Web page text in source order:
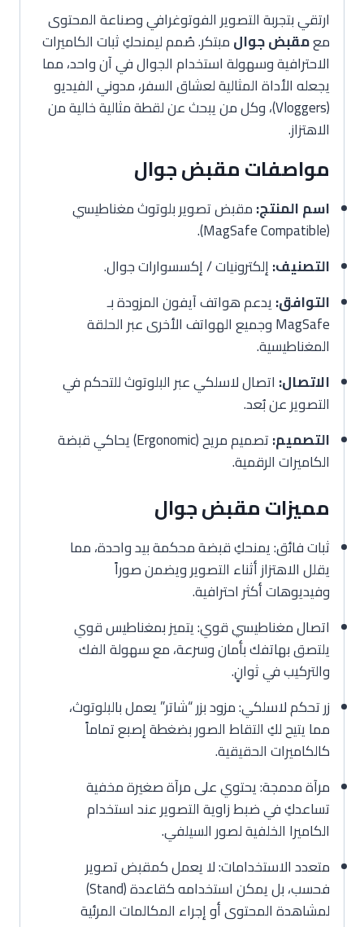
ارتقي بتجربة التصوير الفوتوغرافي وصناعة المحتوى
معمقبض جوالمبتكر. صُمم ليمنحكِ ثبات الكاميرات
الاحترافية وسهولة استخدام الجوال في آن واحد، مما
يجعله الأداة المثالية لعشاق السفر، مدوني الفيديو
(Vloggers)، وكل من يبحث عن لقطة مثالية خالية من
الاهتزاز.
مواصفات مقبض جوال
اسم المنتج:مقبض تصوير بلوتوث مغناطيسي
(MagSafe Compatible).
التصنيف:إلكترونيات / إكسسوارات جوال.
التوافق:يدعم هواتف آيفون المزودة بـ
MagSafe وجميع الهواتف الأخرى عبر الحلقة
المغناطيسية.
الاتصال: اتصال لاسلكي عبر البلوتوث للتحكم في
التصوير عن بُعد.
التصميم:
تصميم مريح (Ergonomic) يحاكي قبضة
الكاميرات الرقمية.
مميزات مقبض جوال
ثبات فائق: يمنحكِ قبضة محكمة بيد واحدة، مما
يقلل الاهتزاز أثناء التصوير ويضمن صوراً
وفيديوهات أكثر احترافية.
اتصال مغناطيسي قوي: يتميز بمغناطيس قوي
يلتصق بهاتفك بأمان وسرعة، مع سهولة الفك
والتركيب في ثوانٍ.
زر تحكم لاسلكي: مزود بزر “شاتر” يعمل بالبلوتوث،
مما يتيح لكِ التقاط الصور بضغطة إصبع تماماً
كالكاميرات الحقيقية.
مرآة مدمجة: يحتوي على مرآة صغيرة مخفية
تساعدكِ في ضبط زاوية التصوير عند استخدام
الكاميرا الخلفية لصور السيلفي.
متعدد الاستخدامات: لا يعمل كمقبض تصوير
فحسب، بل يمكن استخدامه كقاعدة (Stand)
لمشاهدة المحتوى أو إجراء المكالمات المرئية